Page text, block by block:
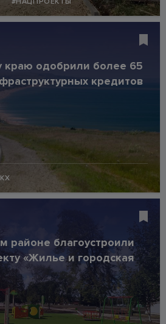
краю одобрили более 65
кредитов
районе благоустроили
«Жилье и городская